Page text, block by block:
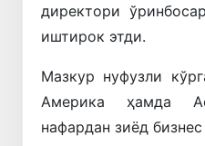
директори
иштирок этди.
Мазкур нуфузли
Америка ҳамда
нафардан зиёд